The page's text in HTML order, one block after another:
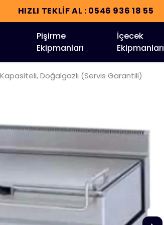
HIZLI TEKLİF AL : 0546 936 18 55
Pişirme
Ekipmanları
İçecek
Ekipmanları
Doğalgazlı (Servis Garantili)